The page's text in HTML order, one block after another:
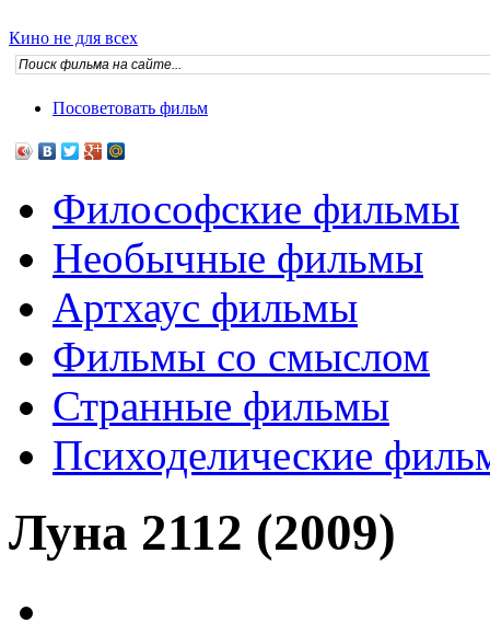
Кино не для всех
Посоветовать фильм
Философские фильмы
Необычные фильмы
Артхаус фильмы
Фильмы со смыслом
Странные фильмы
Психоделические
Луна 2112 (2009)